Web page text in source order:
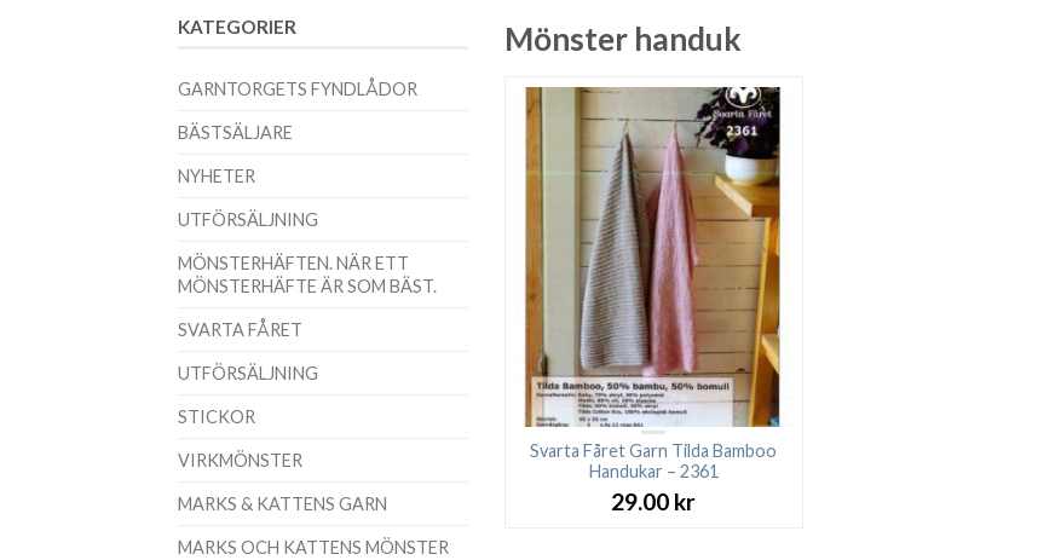
Mönster handuk
Svarta Fåret Garn Tilda Bamboo
Handukar – 2361
29.00 kr
KATEGORIER
GARNTORGETS FYNDLÅDOR
BÄSTSÄLJARE
NYHETER
UTFÖRSÄLJNING
MÖNSTERHÄFTEN. NÄR ETT
MÖNSTERHÄFTE ÄR SOM BÄST.
SVARTA FÅRET
UTFÖRSÄLJNING
STICKOR
VIRKMÖNSTER
MARKS & KATTENS GARN
MARKS OCH KATTENS MÖNSTER